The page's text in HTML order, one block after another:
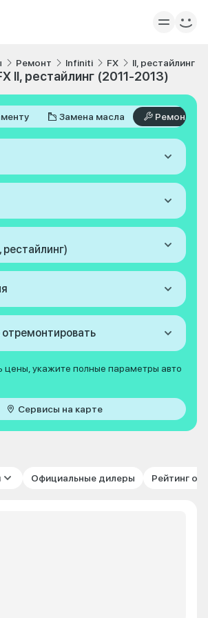
Ремонт Infiniti FX II, рестайлинг
II, рестайлинг (2011-2013)
Замена масла Ремонт
цены, укажите полные параметры авто
Сервисы на карте
Официальные дилеры Рейтинг